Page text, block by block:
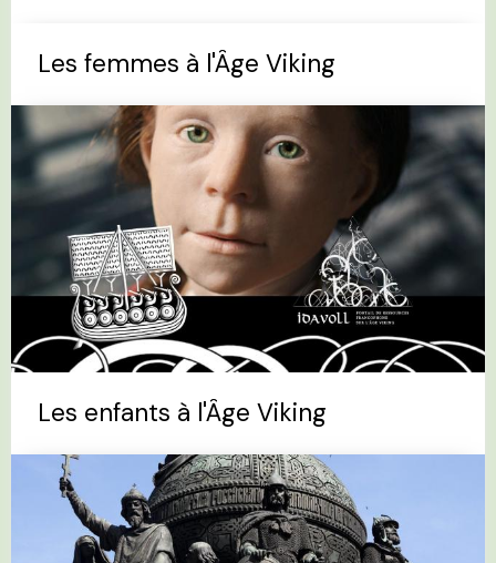
Les femmes à l'Âge Viking
Les enfants à l'Âge Viking